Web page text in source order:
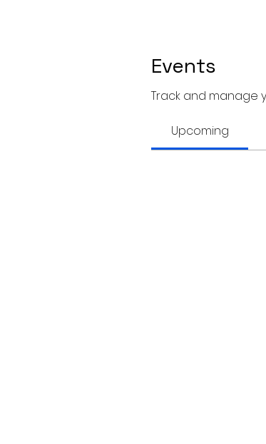
Events
Track and manage
Upcoming